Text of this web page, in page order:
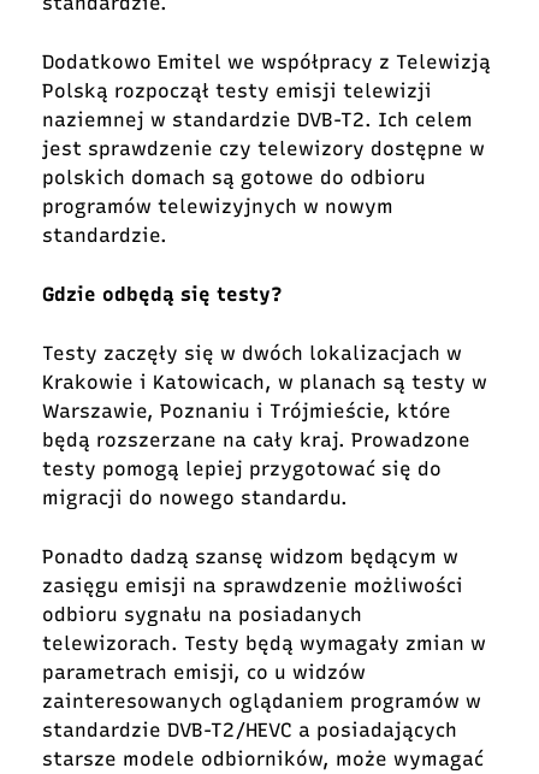
Dodatkowo Emitel we współpracy z Telewizją
Polską rozpoczął testy emisji telewizji
naziemnej w standardzie DVB-T2. Ich celem
jest sprawdzenie czy telewizory dostępne w
polskich domach są gotowe do odbioru
programów telewizyjnych w nowym
standardzie.
Gdzie odbędą się testy?
Testy zaczęły się w dwóch lokalizacjach w
Krakowie i Katowicach, w planach są testy w
Warszawie, Poznaniu i Trójmieście, które
będą rozszerzane na cały kraj. Prowadzone
testy pomogą lepiej przygotować się do
migracji do nowego standardu.
Ponadto dadzą szansę widzom będącym w
zasięgu emisji na sprawdzenie możliwości
odbioru sygnału na posiadanych
telewizorach. Testy będą wymagały zmian w
parametrach emisji, co u widzów
zainteresowanych oglądaniem programów w
standardzie DVB-T2/HEVC a posiadających
starsze modele odbiorników, może wymagać